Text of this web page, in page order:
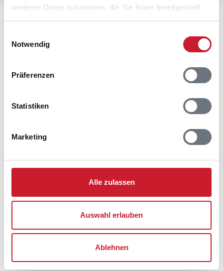
weiteren Daten zusammen, die Sie ihnen bereitgestellt
haben oder die sie im Rahmen Ihrer Nutzung der Dienste
Notwendig
Präferenzen
Statistiken
Marketing
Alle zulassen
Auswahl erlauben
Ablehnen
Lageplan
Adresse
Enebærvangen 3